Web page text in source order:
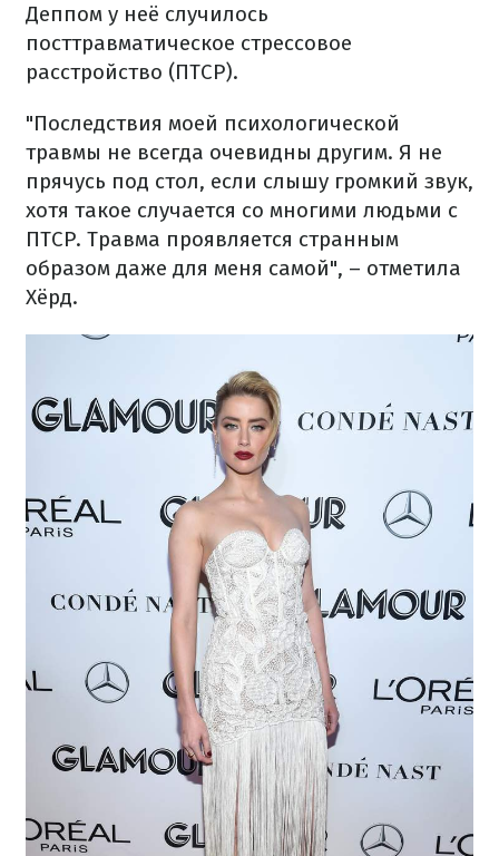
Деппом у неё случилось
посттравматическое стрессовое
расстройство (ПТСР).
"Последствия моей психологической
травмы не всегда очевидны другим. Я не
прячусь под стол, если слышу громкий звук,
хотя такое случается со многими людьми с
ПТСР. Травма проявляется странным
образом даже для меня самой", – отметила
Хёрд.